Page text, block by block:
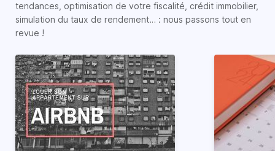
tendances, optimisation de votre fiscalité, crédit immobilier,
simulation du taux de rendement… : nous passons tout en
revue !